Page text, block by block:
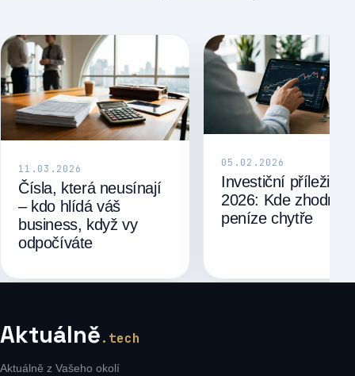
11.03.2026
Čísla, která neusínají
– kdo hlídá váš
business, když vy
odpočíváte
05.02.2026
Investiční
2026: Kde
peníze chytře
Aktuálně.tech
Aktuálně z Vašeho okolí